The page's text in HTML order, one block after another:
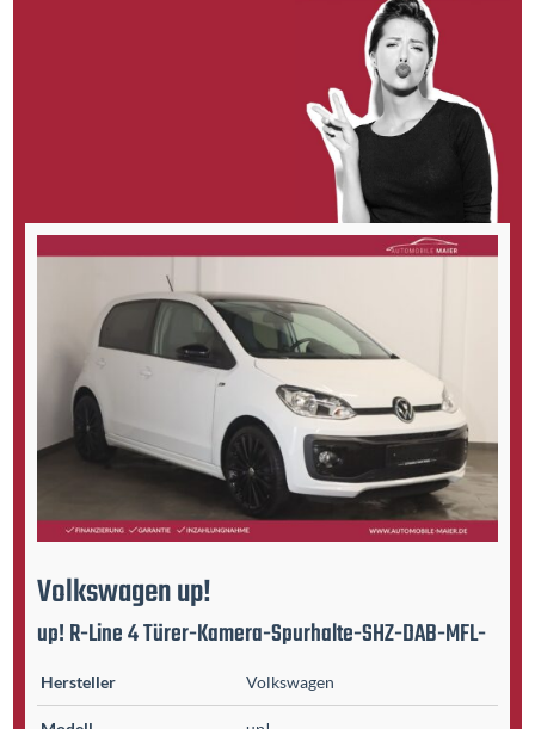
Volkswagenup!
up! R-Line 4 Türer-Kamera-Spurhalte-SHZ-DAB-MFL-
Hersteller Volkswagen